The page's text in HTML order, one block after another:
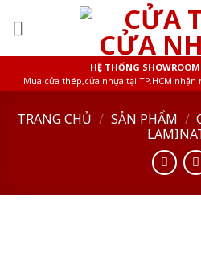
HỆ THỐNG
Mua cửa thép,cửa nhựa tại TP.HCM
TRANG CHỦ / SẢN PHẨM /